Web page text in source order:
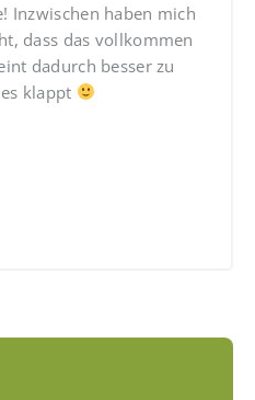
Inzwischen haben mich
dass das vollkommen
dadurch besser zu
klappt